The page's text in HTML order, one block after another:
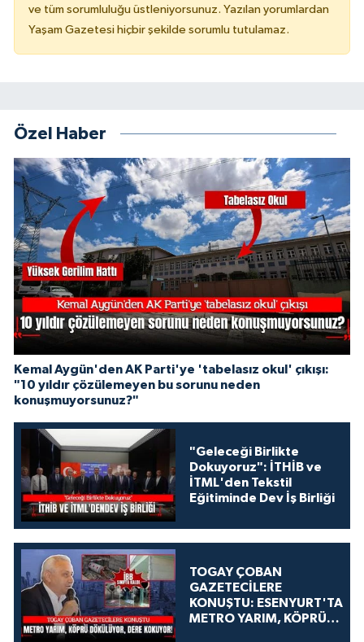
ve tüm sorumluluğu üstleniyorsunuz. Yazılan yorumlardan
Yaşam Gazetesi hiçbir şekilde sorumlu tutulamaz.
Özel Haber
Kemal Aygün'den AK Parti'ye 'tabelasız okul' çıkışı:
"10 yıldır çözülemeyen bu sorunu neden
konuşmuyorsunuz?"
"Geleceği Birlikte
Dokuyoruz": İTHİB ve
İTML'den Tekstil
Eğitiminde Dev İş Birliği
TOGAY ÇOBAN
GAZETECİLERE
KONUŞTU: ESENYURT'TA
METRO YARIM, KÖPRÜ